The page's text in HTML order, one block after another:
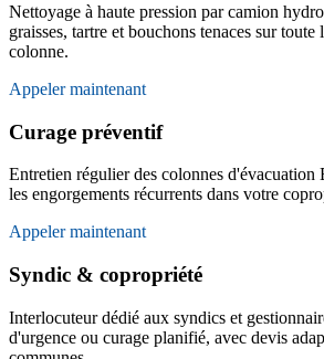
Nettoyage à haute pression par camion
graisses, tartre et bouchons tenaces sur toute
colonne.
Appeler maintenant
Curage préventif
Entretien régulier des colonnes
les engorgements récurrents dans votre
Appeler maintenant
Syndic & copropriété
Interlocuteur dédié aux syndics et
d'urgence ou curage planifié, avec devis